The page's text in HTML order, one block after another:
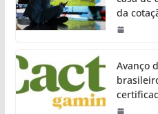
da
Avanço